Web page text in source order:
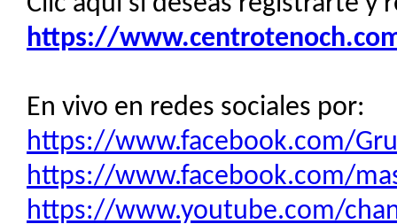
https://
En vivo en redes sociales por:
https://www.facebook.com/
https://www.facebook.com/
https://www.youtube.com/